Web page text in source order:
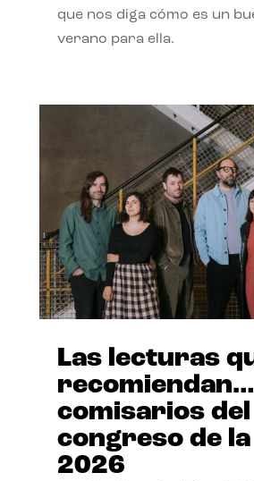
que nos diga cómo es un
verano para ella.
Las lecturas
comisarios del
congreso de la
2026